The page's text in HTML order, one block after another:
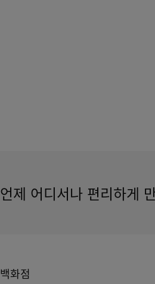
언제 어디서나 편리하게
백화점